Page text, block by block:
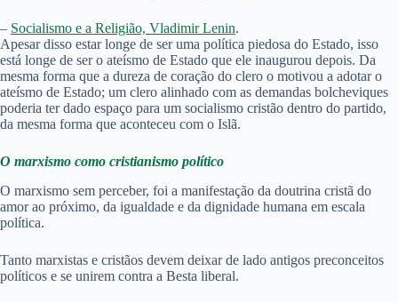
– Socialismo e a Religião, Vladimir Lenin.
Apesar disso estar longe de ser uma política piedosa do Estado, isso
está longe de ser o ateísmo de Estado que ele inaugurou depois. Da
mesma forma que a dureza de coração do clero o motivou a adotar o
ateísmo de Estado; um clero alinhado com as demandas bolcheviques
poderia ter dado espaço para um socialismo cristão dentro do partido,
da mesma forma que aconteceu com o Islã.
O marxismo como cristianismo político
O marxismo sem perceber, foi a manifestação da doutrina cristã do
amor ao próximo, da igualdade e da dignidade humana em escala
política.
Tanto marxistas e cristãos devem deixar de lado antigos preconceitos
políticos e se unirem contra a Besta liberal.